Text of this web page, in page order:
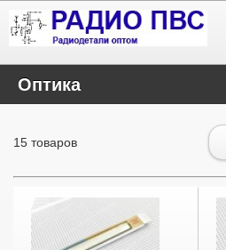
Оптика
15 товаров